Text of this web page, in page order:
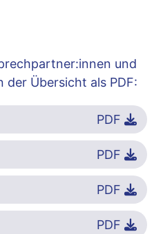
und
Übersicht als PDF:
PDF
PDF
PDF
PDF